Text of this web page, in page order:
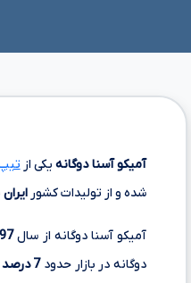
آمیکو آسنا دوگانهیکی از
شده و از تولیدات کشور ایران
آمیکو آسنا دوگانه از سال
دوگانه در بازار حدود7 درصد